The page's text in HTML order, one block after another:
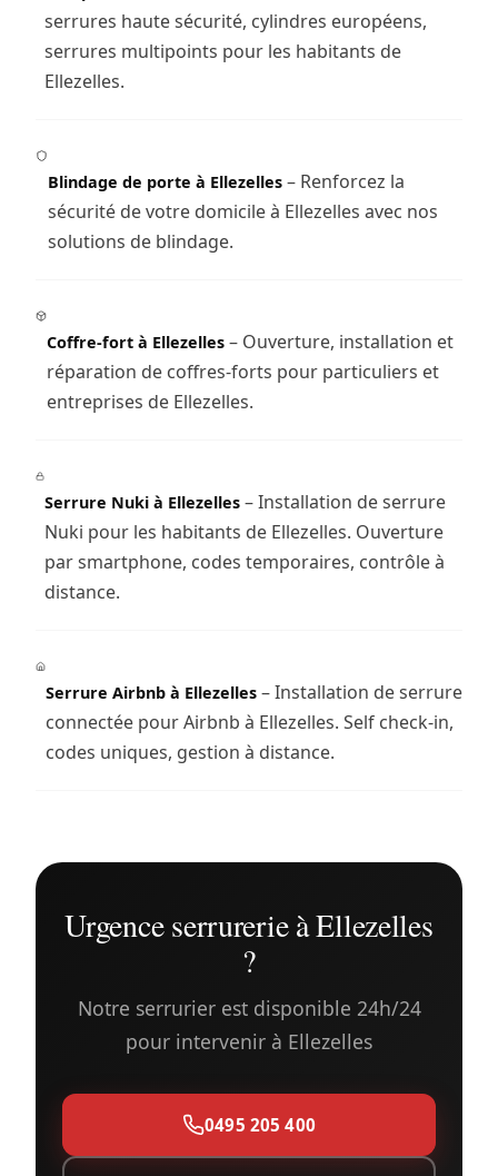
serrures haute sécurité, cylindres européens,
serrures multipoints pour les habitants de
Ellezelles.
Blindage de porte à Ellezelles– Renforcez la
sécurité de votre domicile à Ellezelles avec nos
solutions de blindage.
Coffre-fort à Ellezelles– Ouverture, installation et
réparation de coffres-forts pour particuliers et
entreprises de Ellezelles.
Serrure Nuki à Ellezelles– Installation de serrure
Nuki pour les habitants de Ellezelles. Ouverture
par smartphone, codes temporaires, contrôle à
distance.
Serrure Airbnb à Ellezelles– Installation de serrure
connectée pour Airbnb à Ellezelles. Self check-in,
codes uniques, gestion à distance.
Urgence serrurerie à Ellezelles
?
Notre serrurier est disponible 24h/24
pour intervenir à Ellezelles
0495 205 400